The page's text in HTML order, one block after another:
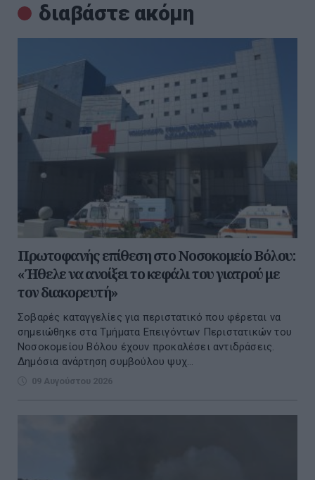
διαβάστε ακόμη
Πρωτοφανής επίθεση στο Νοσοκομείο Βόλου:
«Ήθελε να ανοίξει το κεφάλι του γιατρού με
τον διακορευτή»
Σοβαρές καταγγελίες για περιστατικό που φέρεται να
σημειώθηκε στα Τμήματα Επειγόντων Περιστατικών του
Νοσοκομείου Βόλου έχουν προκαλέσει αντιδράσεις.
Δημόσια ανάρτηση συμβούλου ψυχ...
09 Αυγούστου 2026